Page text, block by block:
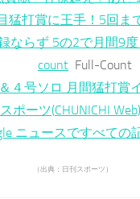
猛打賞に王手！5回ま
ならず 5の2で月間9
count Full-Count
４号ソロ 月間猛打賞
ポーツ(CHUNICHI Web)
ニュースですべての
（出典：日刊スポーツ）